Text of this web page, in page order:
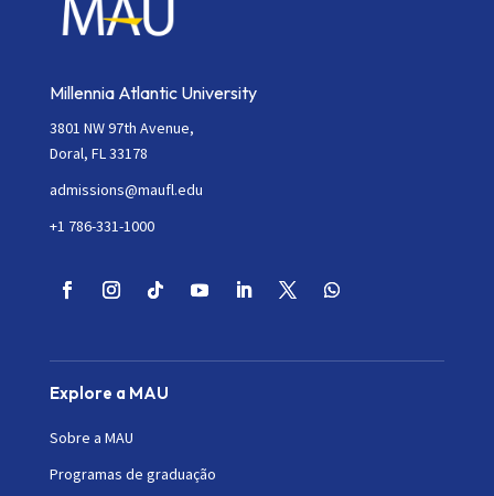
Millennia Atlantic University
3801 NW 97th Avenue,
Doral, FL 33178
admissions@maufl.edu
+1 786-331-1000
Explore a MAU
Sobre a MAU
Programas de graduação